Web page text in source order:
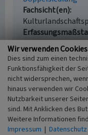
Fachsicht(en)
i.d.R. 1:5.000
Auswertung
Historischer
Beginn 1443
Wir verwenden Cookies
Dies sind zum einen
Funktionsfähigkeit der
nicht widersprechen,
hinaus verwenden wir
Nutzbarkeit unserer
sind. Mit Anklicken des
Weitere Informationen
Impressum | Datenschutz